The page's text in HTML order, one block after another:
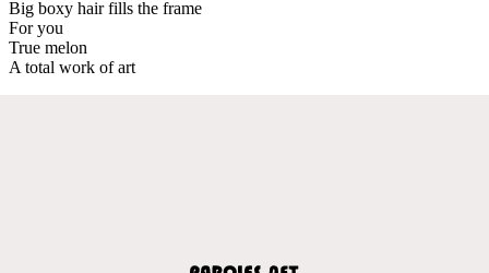
Big boxy hair fills the frame
For you
True melon
A total work of art